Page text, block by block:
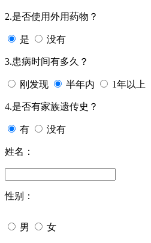
2.是否使用外用药物？
是 没有
3.患病时间有多久？
刚发现 半年内 1年以上
4.是否有家族遗传史？
有 没有
姓名：
性别：
男 女